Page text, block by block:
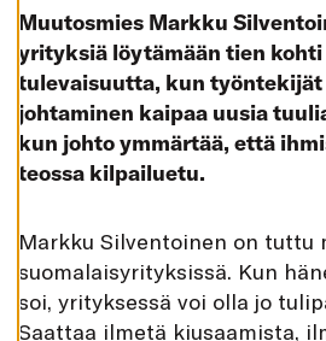
E
A
E
T
U
K
S
A
E
L
L
Ä
K
I
Muutosmies Markku
yrityksiä löytämään tien kohti
tulevaisuutta, kun työntekijät
johtaminen kaipaa uusia
kun johto ymmärtää, että
teossa kilpailuetu.
Markku Silventoinen on tuttu
suomalaisyrityksissä. Kun
soi, yrityksessä voi olla jo
Saattaa ilmetä kiusaamista,